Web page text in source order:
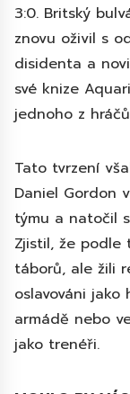
3:0. Britský
znovu oživil s
disidenta a
své knize
jednoho z
Tato tvrzení
Daniel Gordon
týmu a natočil
Zjistil, že podle
táborů, ale žili
oslavováni
armádě nebo
jako trenéři.